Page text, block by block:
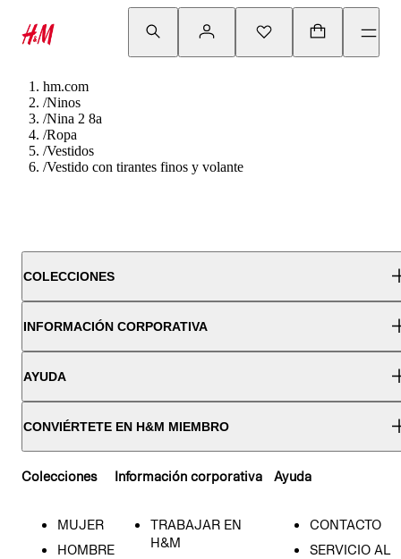
hm.com
/Ninos
/Nina 2 8a
/Ropa
/Vestidos
/Vestido con tirantes finos y volante
COLECCIONES
INFORMACIÓN CORPORATIVA
AYUDA
CONVIÉRTETE EN H&M MIEMBRO
Colecciones
MUJER
HOMBRE
Información corporativa
TRABAJAR EN
H&M
Ayuda
CONTACTO
SERVICIO AL